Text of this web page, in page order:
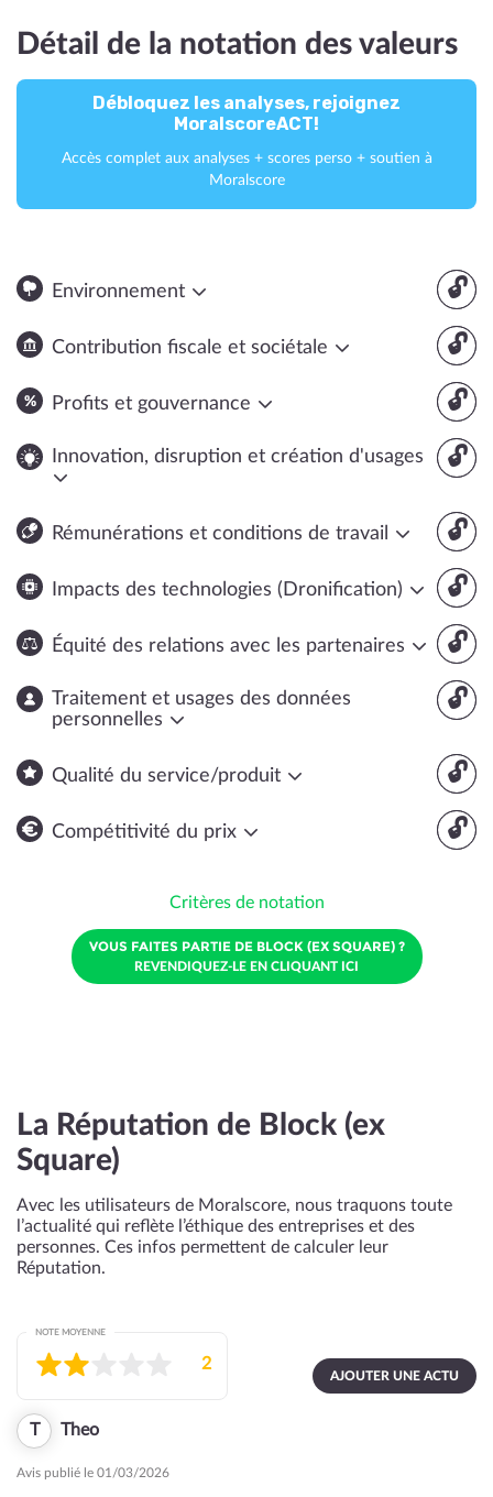
Détail de la notation des valeurs
Débloquez les analyses, rejoignez
MoralscoreACT!
Accès complet aux analyses + scores perso + soutien à
Moralscore
🔓
Environnement
🔓
Contribution fiscale et sociétale
🔓
Profits et gouvernance
🔓
Innovation, disruption et création d'usages
🔓
Rémunérations et conditions de travail
🔓
Impacts des technologies (Dronification)
🔓
Équité des relations avec les partenaires
🔓
Traitement et usages des données
personnelles
🔓
Qualité du service/produit
🔓
Compétitivité du prix
Critères de notation
VOUS FAITES PARTIE DE BLOCK (EX SQUARE) ?
REVENDIQUEZ-LE EN CLIQUANT ICI
La Réputation de Block (ex
Square)
Avec les utilisateurs de Moralscore, nous traquons toute
l’actualité qui reflète l’éthique des entreprises et des
personnes. Ces infos permettent de calculer leur
Réputation.
AJOUTER UNE ACTU
NOTE MOYENNE
2
T Theo
Avis publié le 01/03/2026